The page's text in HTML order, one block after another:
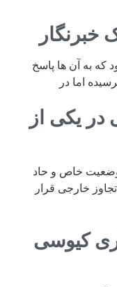
که به آن ها پاسخ
اما در
در یکی از
وضعیت خاص و حاد
خارجی قرار
کیوسی